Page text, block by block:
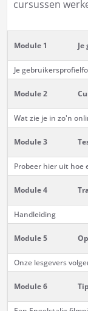
cursussen
Module 1
Je
Module 2
Wat zie je in zo'n
Module 3
Probeer hier uit hoe
Module 4
Handleiding
Module 5
Onze lesgevers
Module 6